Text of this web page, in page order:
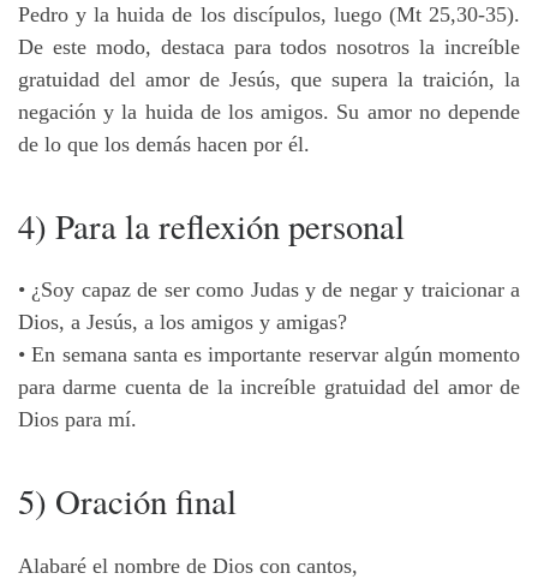
Pedro y la huida de los discípulos, luego (Mt 25,30-35).
De este modo, destaca para todos nosotros la increíble
gratuidad del amor de Jesús, que supera la traición, la
negación y la huida de los amigos. Su amor no depende
de lo que los demás hacen por él.
4) Para la reflexión personal
• ¿Soy capaz de ser como Judas y de negar y traicionar a
Dios, a Jesús, a los amigos y amigas?
• En semana santa es importante reservar algún momento
para darme cuenta de la increíble gratuidad del amor de
Dios para mí.
5) Oración final
Alabaré el nombre de Dios con cantos,